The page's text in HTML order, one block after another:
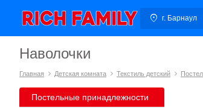
г. Барнаул
Наволочки
Главная Детская комната Текстиль детский
Постельные принадлежности